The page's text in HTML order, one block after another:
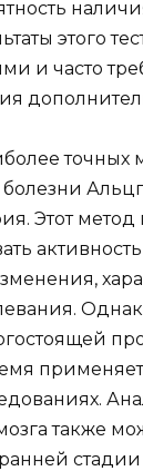
этого
и часто
точных
Этот метод
также
стадии